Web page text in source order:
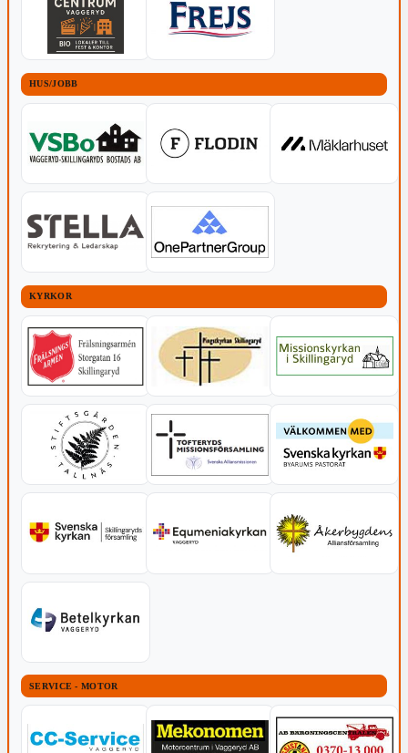
HUS/JOBB
KYRKOR
SERVICE - MOTOR